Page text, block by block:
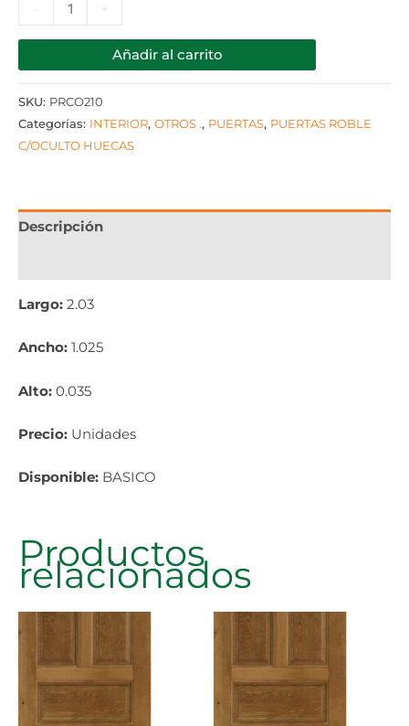
+
Añadir al carrito
SKU: PRCO210
Categorías: INTERIOR, OTROS ., PUERTAS, PUERTAS ROBLE
C/OCULTO HUECAS
Descripción
Largo: 2.03
Ancho: 1.025
Alto: 0.035
Precio: Unidades
Disponible: BASICO
Productos
relacionados